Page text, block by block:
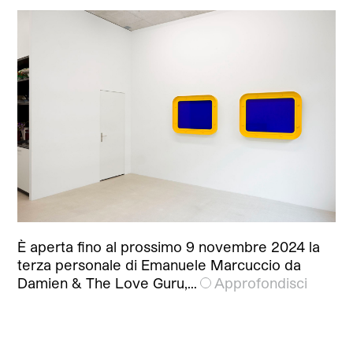
È aperta fino al prossimo 9 novembre 2024 la
terza personale di Emanuele Marcuccio da
Damien & The Love Guru,…
Approfondisci